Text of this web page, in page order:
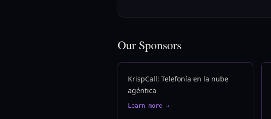
Our Sponsors
KrispCall: Telefonía en la nube
agéntica
Learn more →